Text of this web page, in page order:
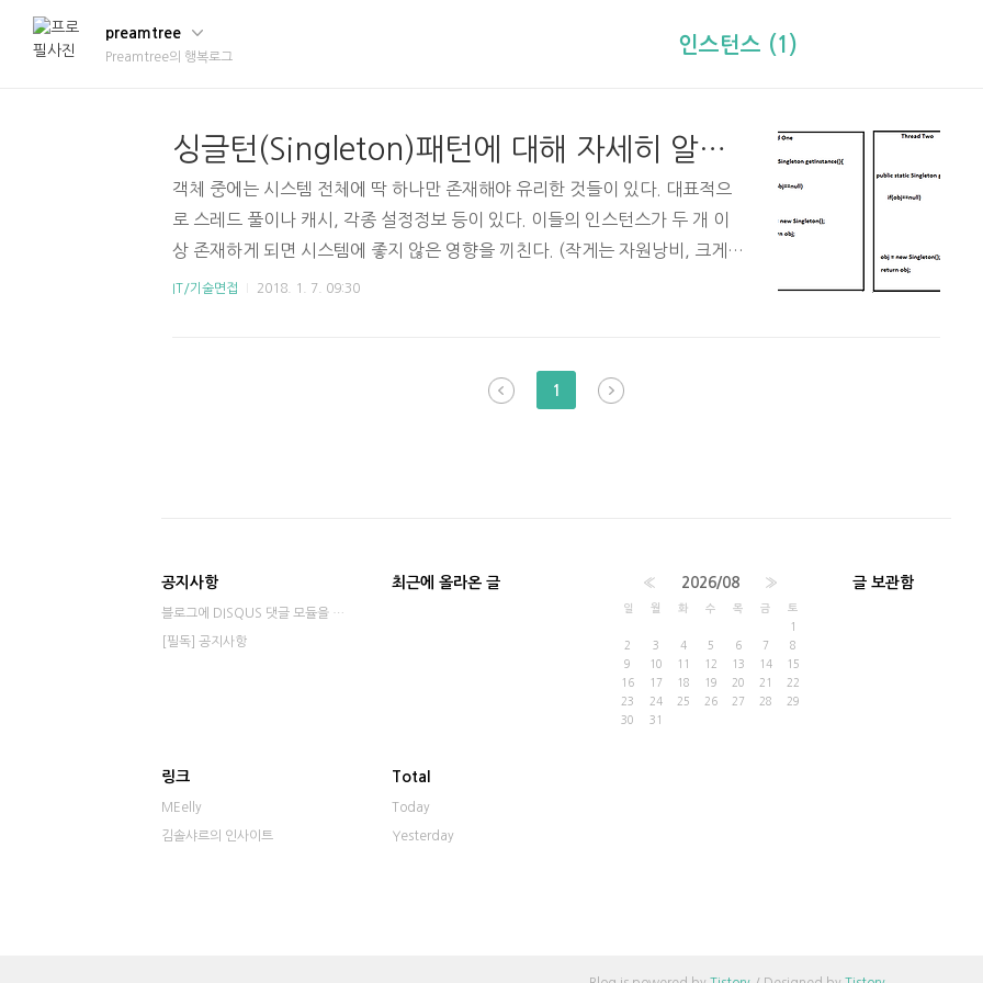
preamtree
Preamtree의 행복로그
인스턴스 (1)
싱글턴(Singleton)패턴에 대해 자세히 알아보자
객체 중에는 시스템 전체에 딱 하나만 존재해야 유리한 것들이 있다. 대표적으
로 스레드 풀이나 캐시, 각종 설정정보 등이 있다. 이들의 인스턴스가 두 개 이
상 존재하게 되면 시스템에 좋지 않은 영향을 끼친다. (작게는 자원낭비, 크게는
프로그램 오류) 객체(인스턴스)를 시스템 전체에 딱 하나 존재하도록 처리하기
턴 패턴을 어떻게 구현하는지 지금부터 '자세히' 알아보자. 먼저, 싱글턴패턴은
시스템 전체에 딱 하나만 존재하게 하기 위해 생성자를 아무나 접근할 수 없게
IT/기술면접 2018. 1. 7. 09:30
1
공지사항
블로그에 DISQUS 댓글 모듈을 적용했습니다⋯
[필독] 공지사항
최근에 올라온 글 « 2026/08 »
일 월 화 수 목 금 토
1
2
3 4 5 6 7
8
9
10 11 12 13 14
15
16
17 18 19 20 21
22
23
24 25 26 27 28
29
30
31
글 보관함
링크
MEelly
김솔샤르의 인사이트
Total
Today
Yesterday